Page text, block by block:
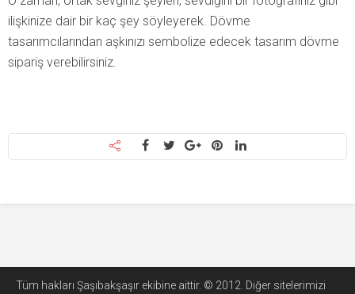
ilişkinize dair bir kaç şey söyleyerek. Dövme
tasarımcılarından aşkınızı sembolize edecek tasarım dövme
sipariş verebilirsiniz.
Tüm hakları Şaşıbakşaşır ekibine aittir. © 2012. Diğer sitelerimizi